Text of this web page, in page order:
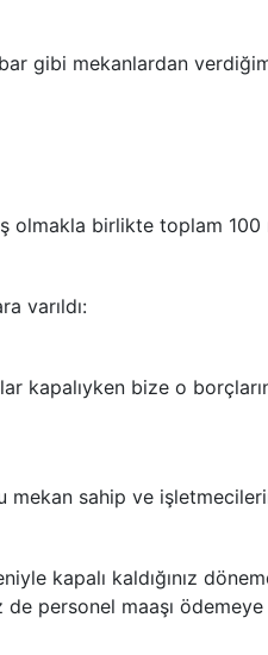
gibi mekanlardan
olmakla birlikte toplam
varıldı:
kapalıyken bize o
mekan sahip ve
kapalı kaldığınız
personel maaşı ödemeye